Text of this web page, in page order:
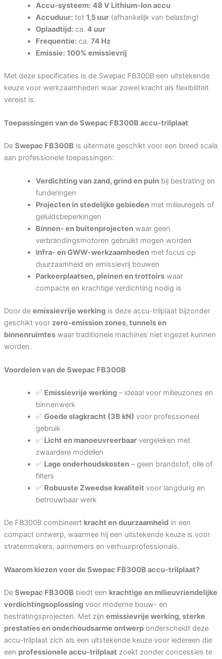
Accu-systeem: 48 V Lithium-Ion accu
Accuduur:tot 1,5 uur(afhankelijk van belasting)
Oplaadtijd:ca. 4 uur
Frequentie:ca. 74 Hz
Emissie: 100% emissievrij
Met deze specificaties is de Swepac FB300B een uitstekende
keuze voor werkzaamheden waar zowel kracht als flexibiliteit
vereist is.
Toepassingen van de Swepac FB300B accu-trilplaat
De Swepac FB300B is uitermate geschikt voor een breed scala
aan professionele toepassingen:
Verdichting van zand, grind en puinbij bestrating en
funderingen
Projecten in stedelijke gebiedenmet milieuregels of
geluidsbeperkingen
Binnen- en buitenprojectenwaar geen
verbrandingsmotoren gebruikt mogen worden
Infra- en GWW-werkzaamhedenmet focus op
duurzaamheid en emissievrij bouwen
Parkeerplaatsen, pleinen en trottoirswaar
compacte en krachtige verdichting nodig is
Door de emissievrije werkingis deze accu-trilplaat bijzonder
geschikt voor zero-emission zones, tunnels en
binnenruimteswaar traditionele machines niet ingezet kunnen
worden.
Voordelen van de Swepac FB300B
✅ Emissievrije werking– ideaal voor milieuzones en
binnenwerk
✅ Goede slagkracht (38 kN) voor professioneel
gebruik
✅ Licht en manoeuvreerbaarvergeleken met
zwaardere modellen
✅ Lage onderhoudskosten– geen brandstof, olie of
filters
✅ Robuuste Zweedse kwaliteit voor langdurig en
betrouwbaar werk
De FB300B combineert kracht en duurzaamheidin een
compact ontwerp, waarmee hij een uitstekende keuze is voor
stratenmakers, aannemers en verhuurprofessionals.
Waarom kiezen voor de Swepac FB300B accu-trilplaat?
De Swepac FB300B biedt een krachtige en milieuvriendelijke
verdichtingsoplossingvoor moderne bouw- en
bestratingsprojecten. Met zijn emissievrije werking, sterke
prestaties en onderhoudsarme ontwerponderscheidt deze
accu-trilplaat zich als een uitstekende keuze voor iedereen die
een professionele accu-trilplaat zoekt zonder concessies te
Write a review
Your rating
Title*
Your review
Submit Review
Thanks for your review!
We are processing it and it will appear on the